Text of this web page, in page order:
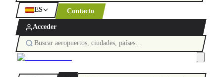
ES Contacto
Acceder